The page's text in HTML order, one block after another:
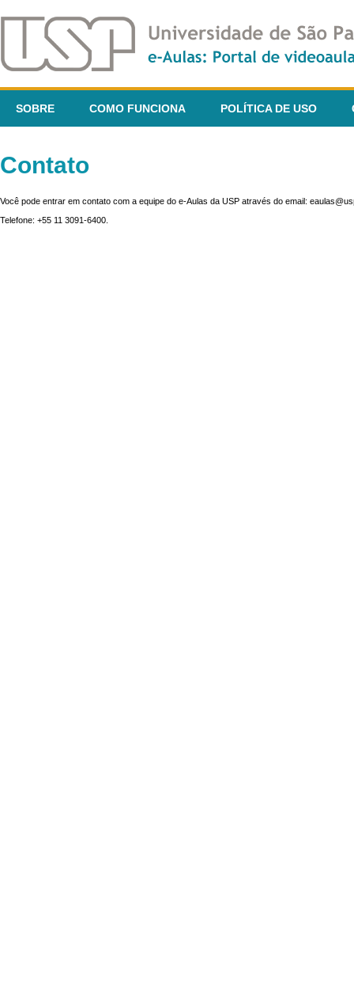
SOBRE COMO FUNCIONA POLÍTICA DE USO
Contato
Você pode entrar em contato com a equipe do e-Aulas da USP através do email:
Telefone: +55 11 3091-6400.